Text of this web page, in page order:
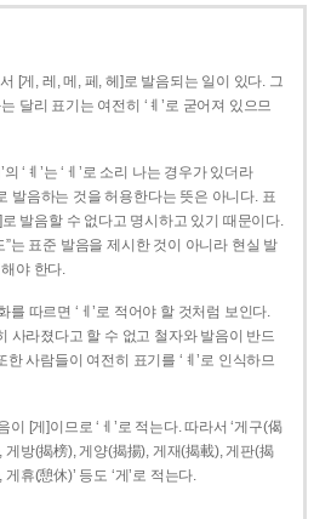
[게, 레, 메, 페, 헤]로 발음되는 일이 있다. 그
달리 표기는 여전히 ‘ㅖ’로 굳어져 있으므
의 ‘ㅖ’는 ‘ㅔ’로 소리 나는 경우가 있더라
발음하는 것을 허용한다는 뜻은 아니다. 표
발음할 수 없다고 명시하고 있기 때문이다.
는 표준 발음을 제시한 것이 아니라 현실 발
야 한다.
를 따르면 ‘ㅔ’로 적어야 할 것처럼 보인다.
사라졌다고 할 수 없고 철자와 발음이 반드
사람들이 여전히 표기를 ‘ㅖ’로 인식하므
이 [게]이므로 ‘ㅔ’로 적는다. 따라서 ‘게구(偈
게방(揭榜), 게양(揭揚), 게재(揭載), 게판(揭
휴(憩休)’ 등도 ‘게’로 적는다.